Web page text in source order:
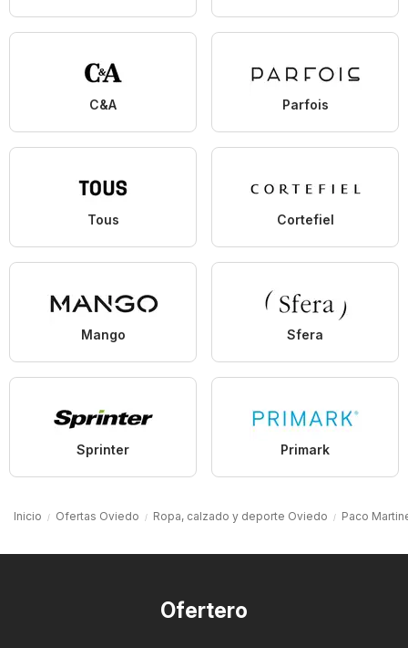
C&A Parfois
Tous Cortefiel
Mango Sfera
Sprinter Primark
Inicio Ofertas Oviedo Ropa, calzado y deporte Oviedo Paco
Ofertero